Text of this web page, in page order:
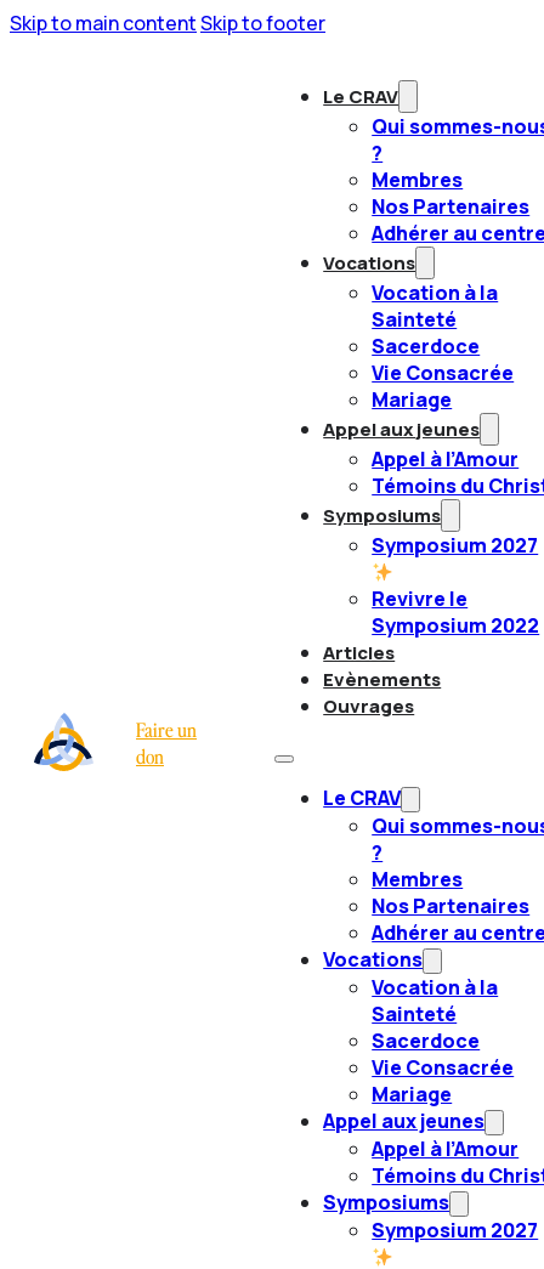
Skip to main contentSkip to footer
Faire un
don
Le CRAV
Qui sommes-
?
Membres
Nos Partenaires
Adhérer au
Vocations
Vocation à la
Sainteté
Sacerdoce
Vie Consacrée
Mariage
Appel aux jeunes
Appel à l’Amour
Témoins du
Symposiums
Symposium 2027
Revivre le
Symposium 2022
Articles
Evènements
Ouvrages
Le CRAV
Qui sommes-
?
Membres
Nos Partenaires
Adhérer au
Vocations
Vocation à la
Sainteté
Sacerdoce
Vie Consacrée
Mariage
Appel aux jeunes
Appel à l’Amour
Témoins du
Symposiums
Symposium 2027